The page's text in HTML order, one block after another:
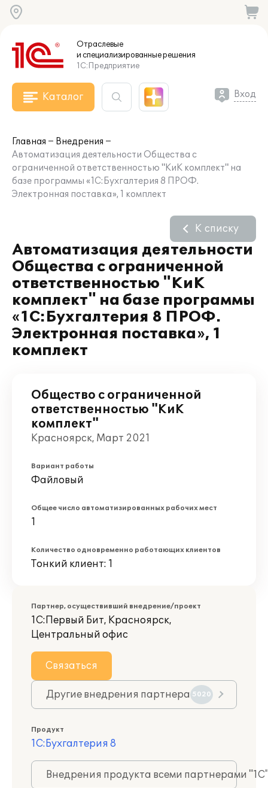
Отраслевые
и специализированныерешения
1С:Предприятие
Каталог Вход
Главная
Внедрения
Автоматизация деятельности Общества с
ограниченной ответственностью "КиК комплект" на
базе программы «1С:Бухгалтерия 8 ПРОФ.
Электронная поставка», 1 комплект
Автоматизация деятельности
Общества с ограниченной
ответственностью "КиК
комплект" на базе программы
«1С:Бухгалтерия 8 ПРОФ.
Электронная поставка», 1
комплект
К списку
Общество с ограниченной
ответственностью "КиК
комплект"
Красноярск, Март 2021
Вариант работы
Файловый
Общее число автоматизированных рабочих мест
1
Количество одновременно работающих клиентов
Тонкий клиент: 1
Партнер, осуществивший внедрение/проект
1С:Первый Бит, Красноярск,
Центральный офис
Связаться
Другие внедрения партнера 5020
Продукт
1С:Бухгалтерия 8
Внедрения продукта всеми партнерами